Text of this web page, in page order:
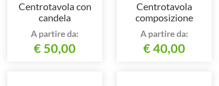
Centrotavola con
candela
A partire da:
€ 50,00
Centrotavola
composizione
assortita.
A partire da:
€ 40,00